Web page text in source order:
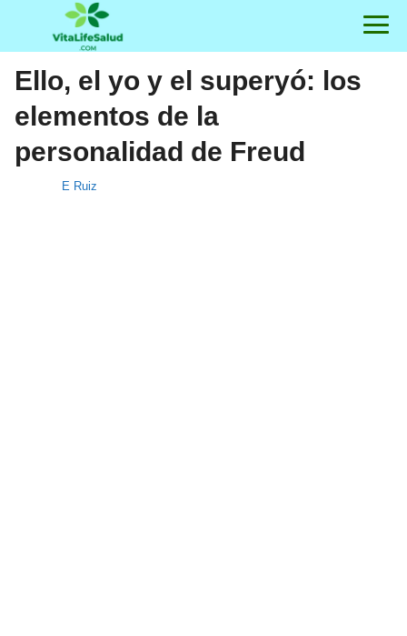
Ello, el yo y el superyó: los
elementos de la
personalidad de Freud
E Ruiz